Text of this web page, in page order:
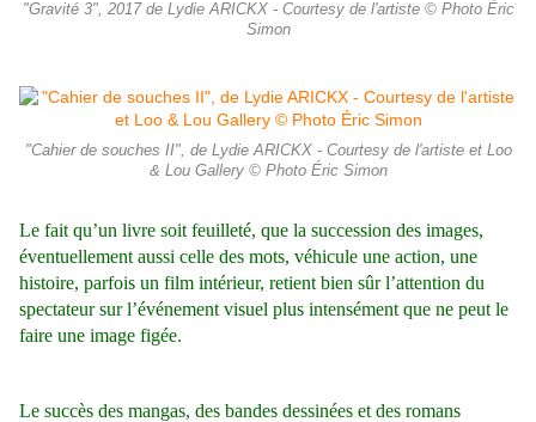
"Gravité 3", 2017 de Lydie ARICKX - Courtesy de l'artiste © Photo Éric
Simon
"Cahier de souches II", de Lydie ARICKX - Courtesy de l'artiste et Loo
& Lou Gallery © Photo Éric Simon
Le fait qu’un livre soit feuilleté, que la succession des images,
éventuellement aussi celle des mots, véhicule une action, une
histoire, parfois un film intérieur, retient bien sûr l’attention du
spectateur sur l’événement visuel plus intensément que ne peut le
faire une image figée.
Le succès des mangas, des bandes dessinées et des romans